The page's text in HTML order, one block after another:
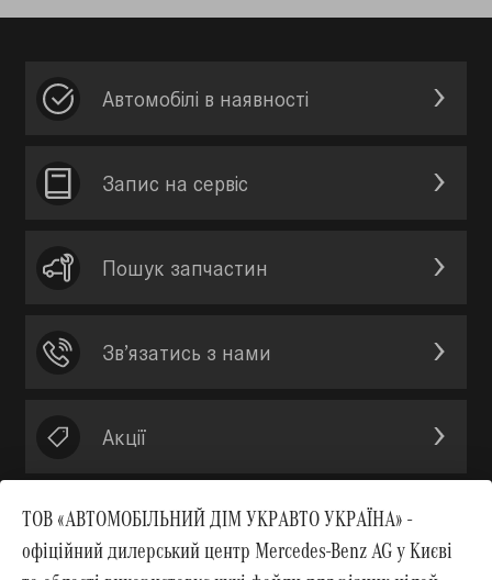
ТОВ «АВТОМОБІЛЬНИЙ ДІМ УКРАВТО УКРАЇНА» -
офіційний дилерський центр Mercedes-Benz AG у Києві
Автомобілі в наявності
Запис на сервic
Пошук запчастин
Зв’язатись з нами
Акції
Вгору